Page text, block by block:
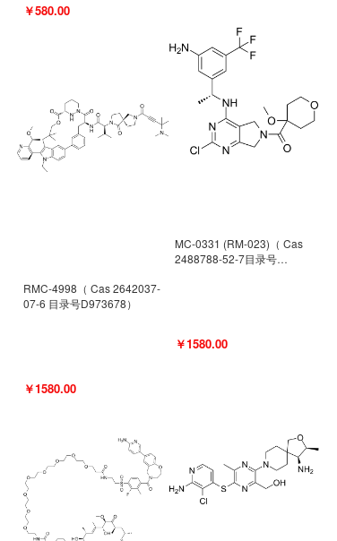
￥580.00
RMC-4998（ Cas 2642037-
07-6 目录号D973678）
￥1580.00
MC-0331 (RM-023)（ Cas
2488788-52-7目录号
￥1580.00